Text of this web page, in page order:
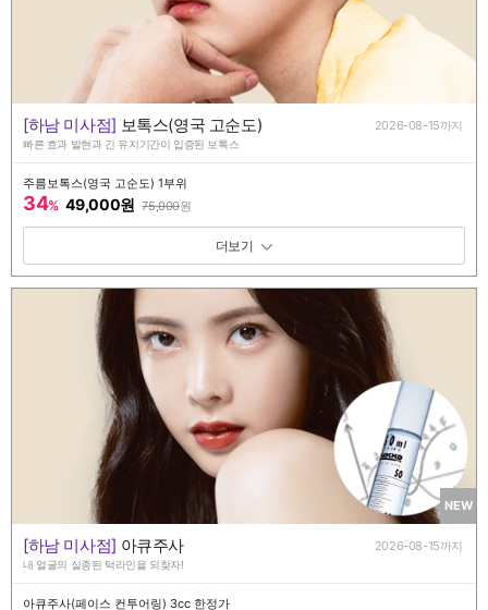
[하남 미사점] 보톡스(영국 고순도) 2026-08-15까지
빠른 효과 발현과 긴 유지기간이 입증된 보톡스
주름보톡스(영국 고순도) 1부위
34% 49,000원 75,000원
패키지 보기 토글
NEW
[하남 미사점] 아큐주사 2026-08-15까지
내 얼굴의 실종된 턱라인을 되찾자!
아큐주사(페이스 컨투어링) 3cc 한정가